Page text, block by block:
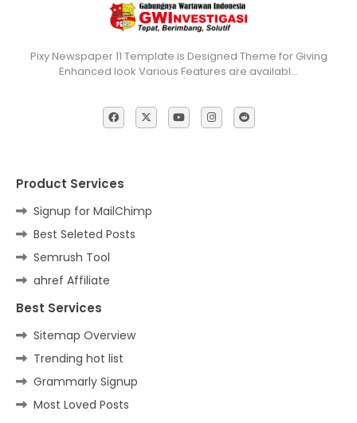
Pixy Newspaper 11 Template is Designed Theme for Giving
Enhanced look Various Features are availabl…
Product Services
Signup for MailChimp
Best Seleted Posts
Semrush Tool
ahref Affiliate
Best Services
Sitemap Overview
Trending hot list
Grammarly Signup
Most Loved Posts